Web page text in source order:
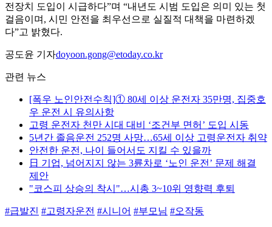
전장치 도입이 시급하다”며 “내년도 시범 도입은 의미 있는 첫
걸음이며, 시민 안전을 최우선으로 실질적 대책을 마련하겠
다”고 밝혔다.
공도윤 기자doyoon.gong@etoday.co.kr
관련 뉴스
[폭우 노인안전수칙]① 80세 이상 운전자 35만명, 집중호
우 운전 시 유의사항
고령 운전자 천만 시대 대비 ‘조건부 면허’ 도입 시동
5년간 졸음운전 252명 사망…65세 이상 고령운전자 취약
안전한 운전, 나이 들어서도 지킬 수 있을까
日 기업, 넘어지지 않는 3륜차로 ‘노인 운전’ 문제 해결
제안
"코스피 상승의 착시"…시총 3~10위 영향력 후퇴
#급발진 #고령자운전 #시니어 #부모님 #오작동